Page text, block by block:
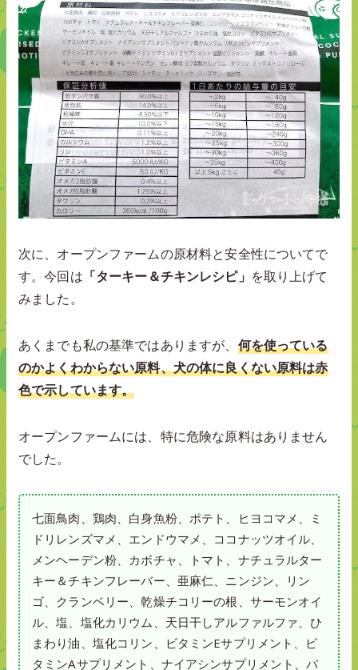
次に、オープンファームの原材料と安全性についてで
す。今回は 「ターキー＆チキンレシピ」 を取り上げて
みました。
あくまでも私の基準ではありますが、 何を使っている
のかよくわからない原料、犬の体に良くない原料は赤
色で示しています。
オープンファームには、特に危険な原料はありません
でした。
七面鳥肉、鶏肉、白身魚粉、ポテト、ヒヨコマメ、ミ
ドリレンズマメ、エンドウマメ、ココナッツオイル、
メンヘーデン粉、カボチャ、トマト、ナチュラルター
キー＆チキンフレーバー、亜麻仁、ニンジン、リン
ゴ、クランベリー、乾燥チコリーの根、サーモンオイ
ル、塩、塩化カリウム、天日干しアルファルファ、ひ
まわり油、塩化コリン、ビタミンEサプリメント、ビ
タミンAサプリメント、ナイアシンサプリメント、パ